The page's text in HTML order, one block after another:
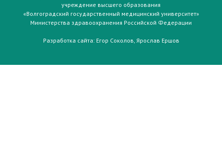
учреждение высшего образования
«Волгоградский государственный медицинский университет»
Министерства здравоохранения Российской Федерации
Разработка сайта: Егор Соколов, Ярослав Ершов